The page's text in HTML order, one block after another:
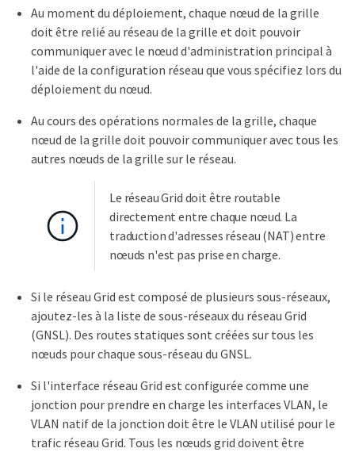
Au moment du déploiement, chaque nœud de la grille
doit être relié au réseau de la grille et doit pouvoir
communiquer avec le nœud d'administration principal à
l'aide de la configuration réseau que vous spécifiez lors du
déploiement du nœud.
Au cours des opérations normales de la grille, chaque
nœud de la grille doit pouvoir communiquer avec tous les
autres nœuds de la grille sur le réseau.
Le réseau Grid doit être routable
directement entre chaque nœud. La
traduction d'adresses réseau (NAT) entre
nœuds n'est pas prise en charge.
Si le réseau Grid est composé de plusieurs sous-réseaux,
ajoutez-les à la liste de sous-réseaux du réseau Grid
(GNSL). Des routes statiques sont créées sur tous les
nœuds pour chaque sous-réseau du GNSL.
Si l'interface réseau Grid est configurée comme une
jonction pour prendre en charge les interfaces VLAN, le
VLAN natif de la jonction doit être le VLAN utilisé pour le
trafic réseau Grid. Tous les nœuds grid doivent être